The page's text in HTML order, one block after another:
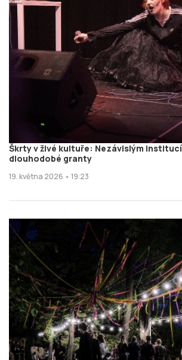
Založit nový účet
Škrty v živé kultuře: Nezávislým
dlouhodobé granty
19. května 2026 • 19:23